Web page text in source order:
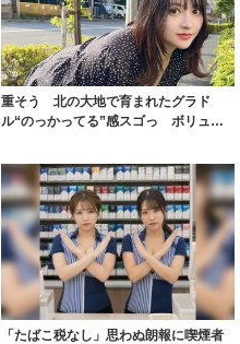
重そう 北の大地で育まれたグラド
ル“のっかってる”感スゴっ ボリュー
「たばこ税なし」思わぬ朗報に喫煙者